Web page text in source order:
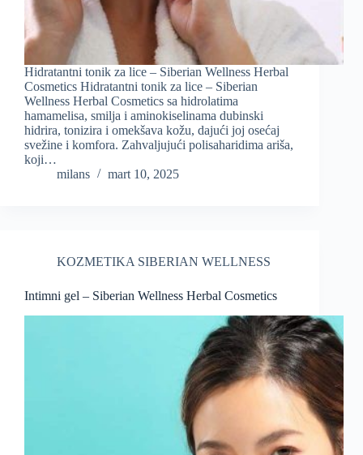
Hidratantni tonik za lice – Siberian Wellness Herbal
Cosmetics Hidratantni tonik za lice – Siberian
Wellness Herbal Cosmetics sa hidrolatima
hamamelisa, smilja i aminokiselinama dubinski
hidrira, tonizira i omekšava kožu, dajući joj osećaj
svežine i komfora. Zahvaljujući polisaharidima ariša,
koji…
milans
mart 10, 2025
KOZMETIKA SIBERIAN WELLNESS
Intimni gel – Siberian Wellness Herbal Cosmetics